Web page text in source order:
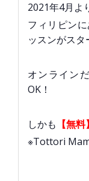
2021年4月よ
フィリピン
ッスンがスタ
オンライン
OK！
しかも 【無料】
※Tottori